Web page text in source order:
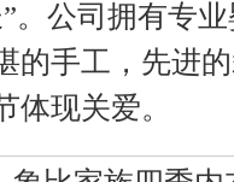
。公司拥有专
的手工，先进
体现关爱。